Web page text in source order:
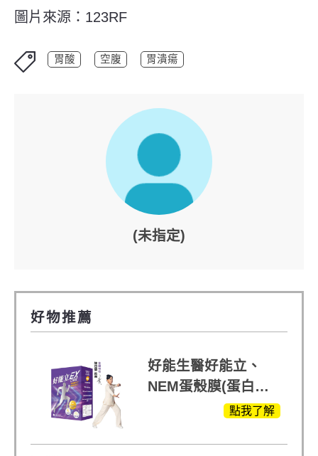
圖片來源：123RF
胃酸 空腹 胃潰瘍
(未指定)
好物推薦
好能生醫好能立、
NEM蛋殼膜(蛋白聚
醣)關鍵配方，厲害其
點我了解